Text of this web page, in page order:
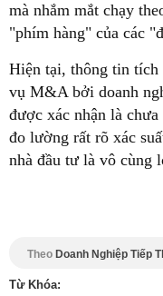
mà nhắm mắt chạy
"phím hàng" của các
Hiện tại, thông tin tích
vụ M&A bởi doanh
được xác nhận là
đo lường rất rõ xác
nhà đầu tư là vô cùng
Theo Doanh Nghiệp Tiếp
Từ Khóa: